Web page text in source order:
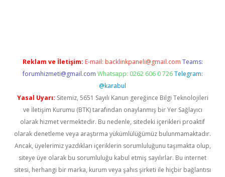
Reklam ve İletişim: E-mail: backlinkpaneli@gmail.com Teams:
forumhizmeti@gmail.com Whatsapp: 0262 606 0 726 Telegram:
@karabul
Yasal Uyarı: Sitemiz, 5651 Sayılı Kanun gereğince Bilgi Teknolojileri
ve İletişim Kurumu (BTK) tarafından onaylanmış bir Yer Sağlayıcı
olarak hizmet vermektedir. Bu nedenle, sitedeki içerikleri proaktif
olarak denetleme veya araştırma yükümlülüğümüz bulunmamaktadır.
Ancak, üyelerimiz yazdıkları içeriklerin sorumluluğunu taşımakta olup,
siteye üye olarak bu sorumluluğu kabul etmiş sayılırlar. Bu internet
sitesi, herhangi bir marka, kurum veya şahıs şirketi ile hiçbir bağlantısı